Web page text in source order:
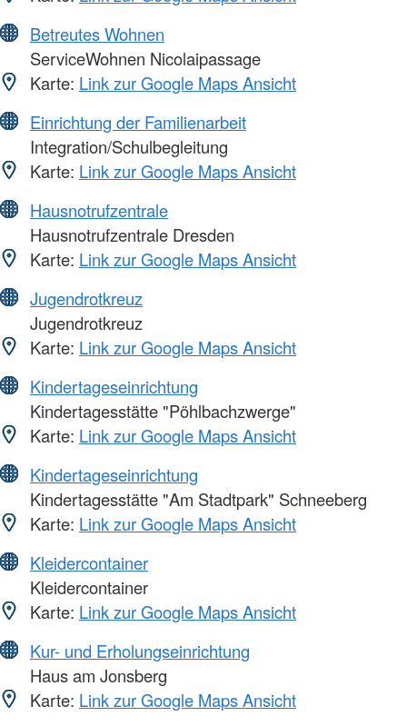
Betreutes Wohnen
ServiceWohnen Nicolaipassage
Karte: Link zur Google Maps Ansicht
Einrichtung der Familienarbeit
Integration/Schulbegleitung
Karte: Link zur Google Maps Ansicht
Hausnotrufzentrale
Hausnotrufzentrale Dresden
Karte: Link zur Google Maps Ansicht
Jugendrotkreuz
Jugendrotkreuz
Karte: Link zur Google Maps Ansicht
Kindertageseinrichtung
Kindertagesstätte "Pöhlbachzwerge"
Karte: Link zur Google Maps Ansicht
Kindertageseinrichtung
Kindertagesstätte "Am Stadtpark" Schneeberg
Karte: Link zur Google Maps Ansicht
Kleidercontainer
Kleidercontainer
Karte: Link zur Google Maps Ansicht
Kur- und Erholungseinrichtung
Haus am Jonsberg
Karte: Link zur Google Maps Ansicht